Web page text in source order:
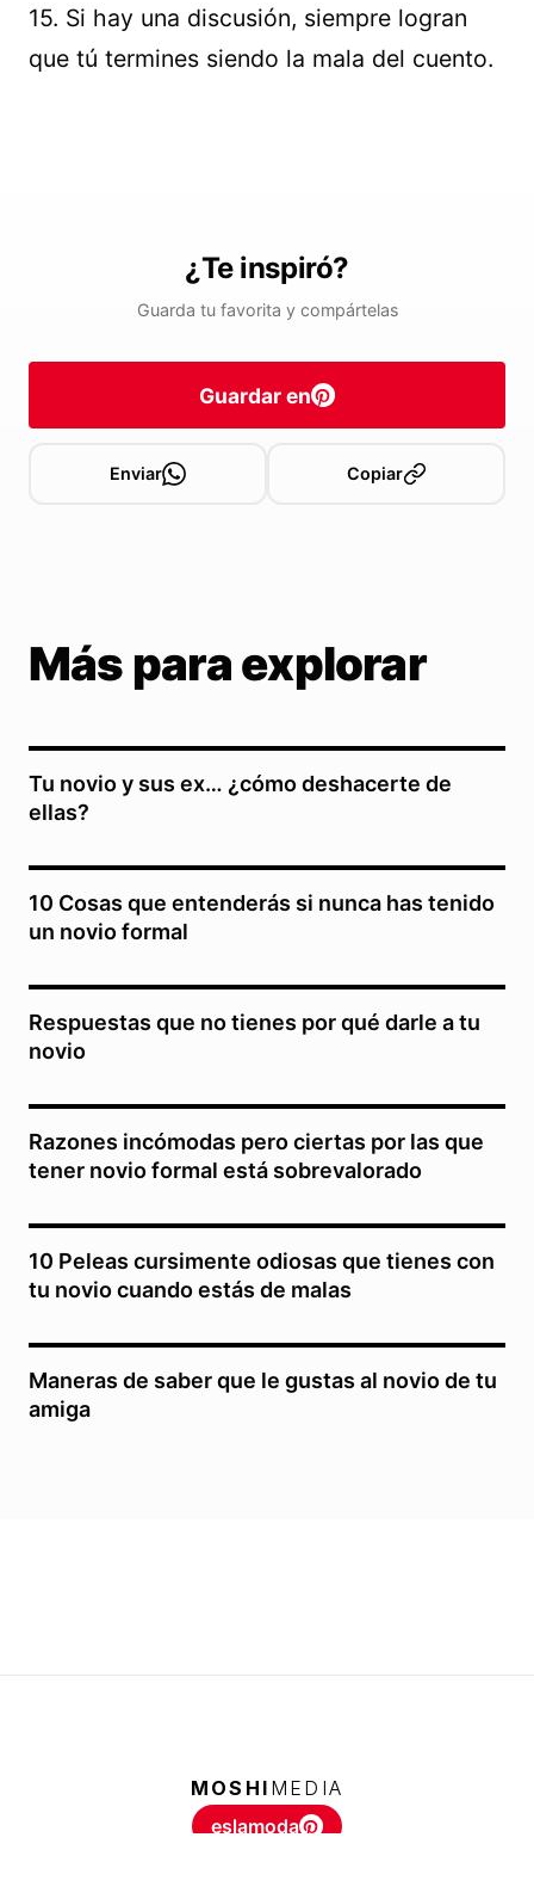
15. Si hay una discusión, siempre logran
que tú termines siendo la mala del cuento.
¿Te inspiró?
Guarda tu favorita y compártelas
Guardar en
Enviar Copiar
Más para explorar
Tu novio y sus ex… ¿cómo deshacerte de
ellas?
10 Cosas que entenderás si nunca has tenido
un novio formal
Respuestas que no tienes por qué darle a tu
novio
Razones incómodas pero ciertas por las que
tener novio formal está sobrevalorado
10 Peleas cursimente odiosas que tienes con
tu novio cuando estás de malas
Maneras de saber que le gustas al novio de tu
amiga
MOSHI MEDIA
eslamoda